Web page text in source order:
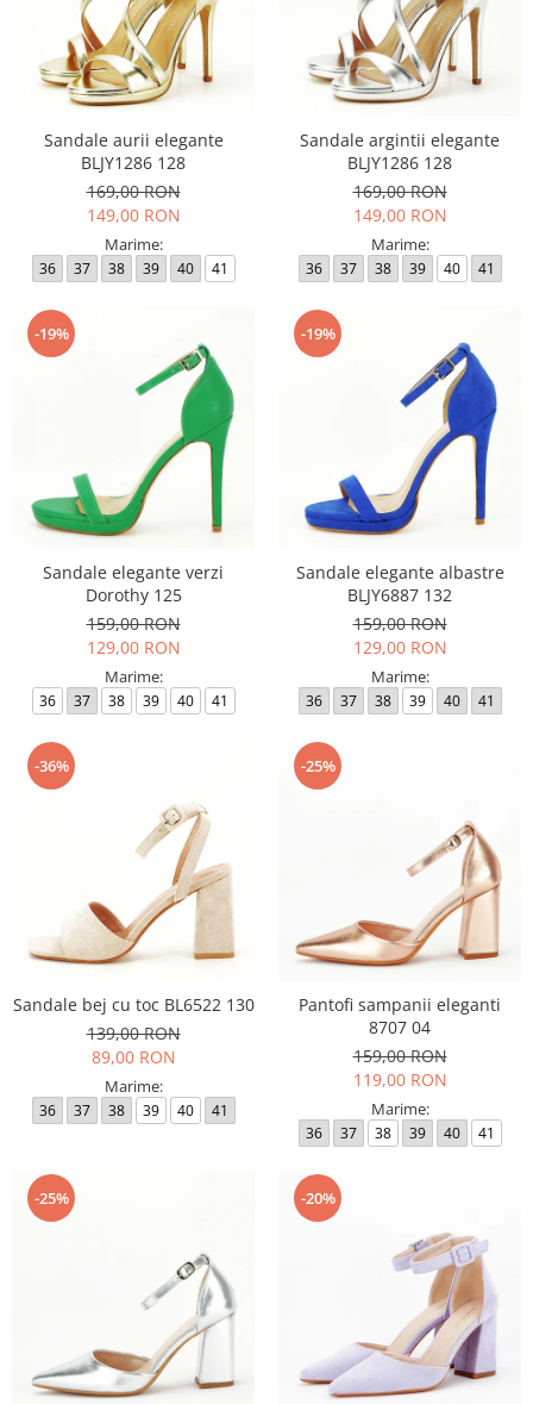
Sandale aurii elegante
BLJY1286 128
169,00 RON
149,00 RON
Marime:
36 37 38 39 40 41
Sandale argintii elegante
BLJY1286 128
169,00 RON
149,00 RON
Marime:
36 37 38 39 40 41
-19%
Sandale elegante verzi
Dorothy 125
159,00 RON
129,00 RON
Marime:
36 37 38 39 40 41
-19%
Sandale elegante albastre
BLJY6887 132
159,00 RON
129,00 RON
Marime:
36 37 38 39 40 41
-36%
Sandale bej cu toc BL6522 130
139,00 RON
89,00 RON
Marime:
36 37 38 39 40 41
-25%
Pantofi sampanii eleganti
8707 04
159,00 RON
119,00 RON
Marime:
36 37 38 39 40 41
-25% -20%